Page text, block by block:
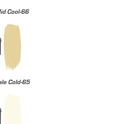
Cool-66
Cold-65